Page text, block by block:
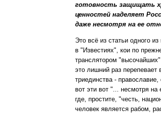
готовность защищать
ценностей наделяет
даже несмотря на ее
Это всё из статьи одного
в "Известиях", кои по
транслятором
это лишний раз перепевает
триединства -
вот эти вот "... несмотря на
где, простите, "честь,
человек является рабом,